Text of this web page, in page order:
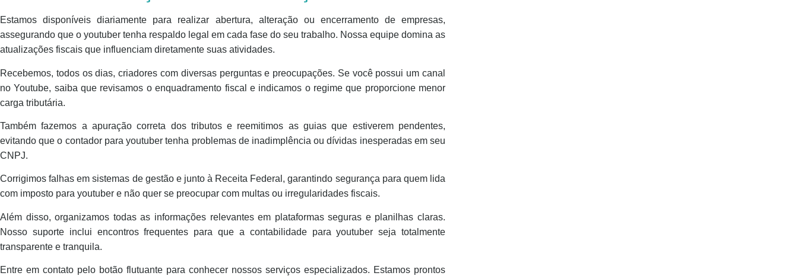
Estamos disponíveis diariamente para realizar abertura, alteração ou encerramento de empresas,
assegurando que o youtuber tenha respaldo legal em cada fase do seu trabalho. Nossa equipe domina as
atualizações fiscais que influenciam diretamente suas atividades.
Recebemos, todos os dias, criadores com diversas perguntas e preocupações. Se você possui um canal
no Youtube, saiba que revisamos o enquadramento fiscal e indicamos o regime que proporcione menor
carga tributária.
Também fazemos a apuração correta dos tributos e reemitimos as guias que estiverem pendentes,
evitando que o contador para youtuber tenha problemas de inadimplência ou dívidas inesperadas em seu
CNPJ.
Corrigimos falhas em sistemas de gestão e junto à Receita Federal, garantindo segurança para quem lida
com imposto para youtuber e não quer se preocupar com multas ou irregularidades fiscais.
Além disso, organizamos todas as informações relevantes em plataformas seguras e planilhas claras.
Nosso suporte inclui encontros frequentes para que a contabilidade para youtuber seja totalmente
transparente e tranquila.
Entre em contato pelo botão flutuante para conhecer nossos serviços especializados. Estamos prontos